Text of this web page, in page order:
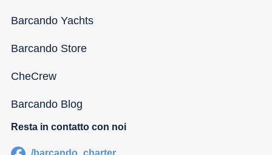
Barcando Yachts
Barcando Store
CheCrew
Barcando Blog
Resta in contatto con noi